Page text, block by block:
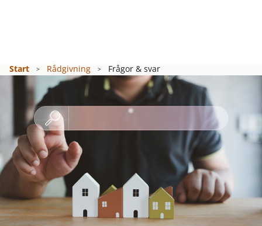
Start Rådgivning Frågor & svar